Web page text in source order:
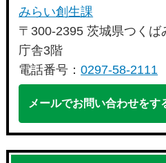
みらい創生課
〒300-2395 茨城県つく
庁舎3階
電話番号：0297-58-2111
メールでお問い合わせをす